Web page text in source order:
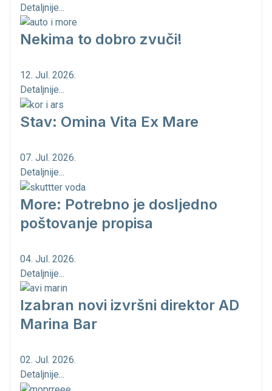
Detaljnije...
Nekima to dobro zvuči!
12. Jul. 2026.
Detaljnije...
Stav: Omina Vita Ex Mare
07. Jul. 2026.
Detaljnije...
More: Potrebno je dosljedno
poštovanje propisa
04. Jul. 2026.
Detaljnije...
Izabran novi izvršni direktor AD
Marina Bar
02. Jul. 2026.
Detaljnije...